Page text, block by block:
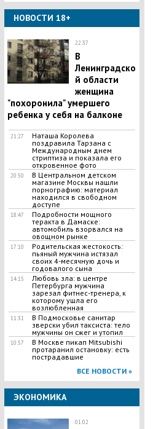
НОВОСТИ 18+
22:37
В
Ленинградско
й области
женщина
"похоронила" умершего
ребенка у себя на балконе
21:27
Наташа Королева
поздравила Тарзана с
Международным днем
стриптиза и показала его
откровенное фото
20:50
В Центральном детском
магазине Москвы нашли
порнографию: материал
находился в свободном
доступе
18:47
Подробности мощного
теракта в Дамаске:
автомобиль взорвался на
овощном рынке
17:10
Родительская жестокость:
пьяный мужчина истязал
своих 4-месячную дочь и
годовалого сына
14:15
Любовь зла: в центре
Петербурга мужчина
зарезал фитнес-тренера, к
которому ушла его
возлюбленная
11:31
В Подмосковье санитар
зверски убил таксиста: тело
мужчины он сжег и утопил
10:57
В Москве пикап Mitsubishi
протаранил остановку: есть
пострадавшие
ВСЕ НОВОСТИ »
ЭКОНОМИКА
01:02